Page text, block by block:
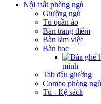
Nội thất phòng ngủ
Giường ngủ
Tủ quần áo
Bàn trang điểm
Bàn làm việc
Bàn học
minh
Tab đầu giường
Combo phòng ngủ
Tủ - Kệ sách